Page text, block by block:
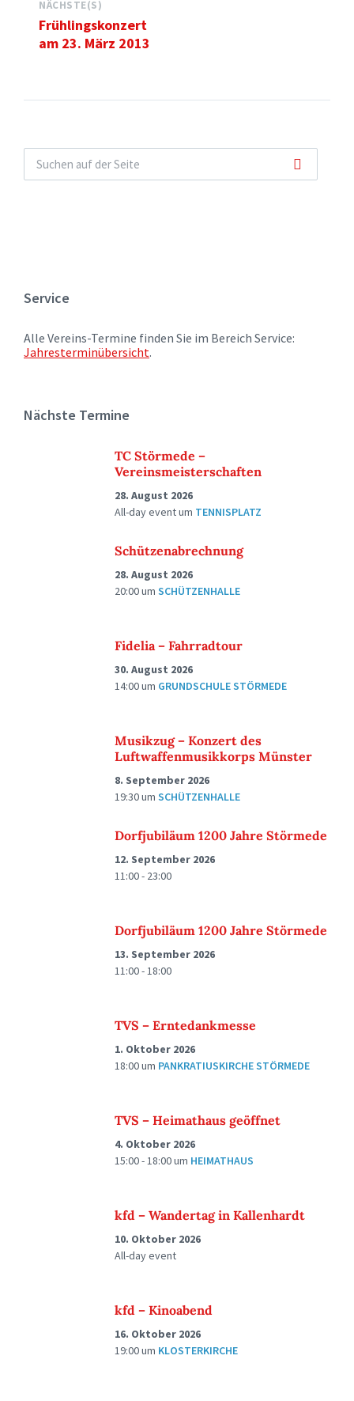
NÄCHSTE(S)
Frühlingskonzert
am 23. März 2013
Service
Alle Vereins-Termine finden Sie im Bereich Service:
Jahresterminübersicht.
Nächste Termine
TC Störmede –
Vereinsmeisterschaften
28. August 2026
All-day eventum TENNISPLATZ
Schützenabrechnung
28. August 2026
20:00um SCHÜTZENHALLE
Fidelia – Fahrradtour
30. August 2026
14:00um GRUNDSCHULE STÖRMEDE
Musikzug – Konzert des
Luftwaffenmusikkorps Münster
8. September 2026
19:30um SCHÜTZENHALLE
Dorfjubiläum 1200 Jahre Störmede
12. September 2026
11:00 - 23:00
Dorfjubiläum 1200 Jahre Störmede
13. September 2026
11:00 - 18:00
TVS – Erntedankmesse
1. Oktober 2026
18:00um PANKRATIUSKIRCHE STÖRMEDE
TVS – Heimathaus geöffnet
4. Oktober 2026
15:00 - 18:00um HEIMATHAUS
kfd – Wandertag in Kallenhardt
10. Oktober 2026
All-day event
kfd – Kinoabend
16. Oktober 2026
19:00um KLOSTERKIRCHE